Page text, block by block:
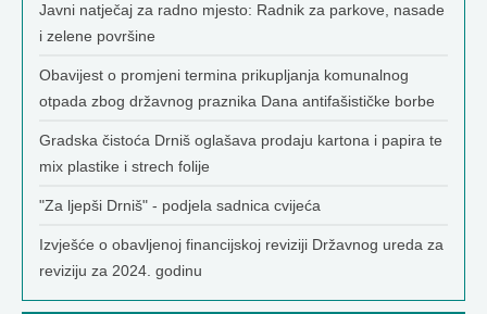
Javni natječaj za radno mjesto: Radnik za parkove, nasade
i zelene površine
Obavijest o promjeni termina prikupljanja komunalnog
otpada zbog državnog praznika Dana antifašističke borbe
Gradska čistoća Drniš oglašava prodaju kartona i papira te
mix plastike i strech folije
"Za ljepši Drniš" - podjela sadnica cvijeća
Izvješće o obavljenoj financijskoj reviziji Državnog ureda za
reviziju za 2024. godinu